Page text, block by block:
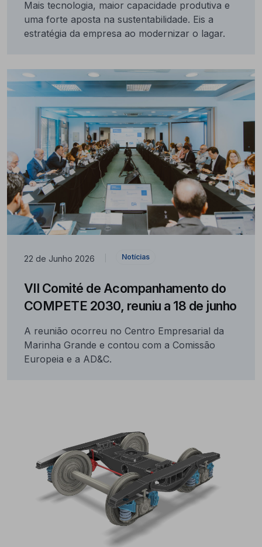
Mais tecnologia, maior capacidade produtiva e
uma forte aposta na sustentabilidade. Eis a
estratégia da empresa ao modernizar o lagar.
22 de Junho 2026 Notícias
VII Comité de Acompanhamento do
COMPETE 2030, reuniu a 18 de junho
A reunião ocorreu no Centro Empresarial da
Marinha Grande e contou com a Comissão
Europeia e a AD&C.